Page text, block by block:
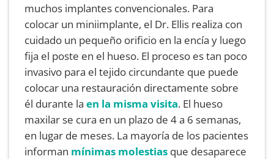
muchos implantes convencionales. Para
colocar un miniimplante, el Dr. Ellis realiza con
cuidado un pequeño orificio en la encía y luego
fija el poste en el hueso. El proceso es tan poco
invasivo para el tejido circundante que puede
colocar una restauración directamente sobre
él durante laen la misma visita. El hueso
maxilar se cura en un plazo de 4 a 6 semanas,
en lugar de meses. La mayoría de los pacientes
informan mínimas molestias que desaparece